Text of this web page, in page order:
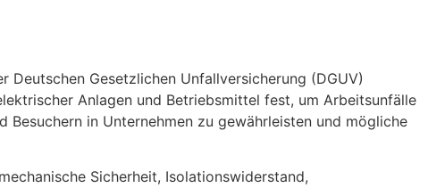
Gesetzlichen Unfallversicherung (DGUV)
Anlagen und Betriebsmittel fest, um Arbeitsunfälle
in Unternehmen zu gewährleisten und mögliche
Sicherheit, Isolationswiderstand,